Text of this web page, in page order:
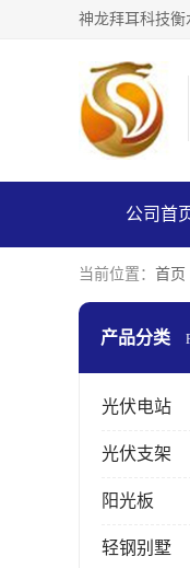
公司首
当前位置： 首页
产品分类
光伏电站
光伏支架
阳光板
轻钢别墅